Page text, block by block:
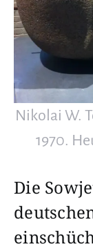
Nikolai W.
1970.
Die